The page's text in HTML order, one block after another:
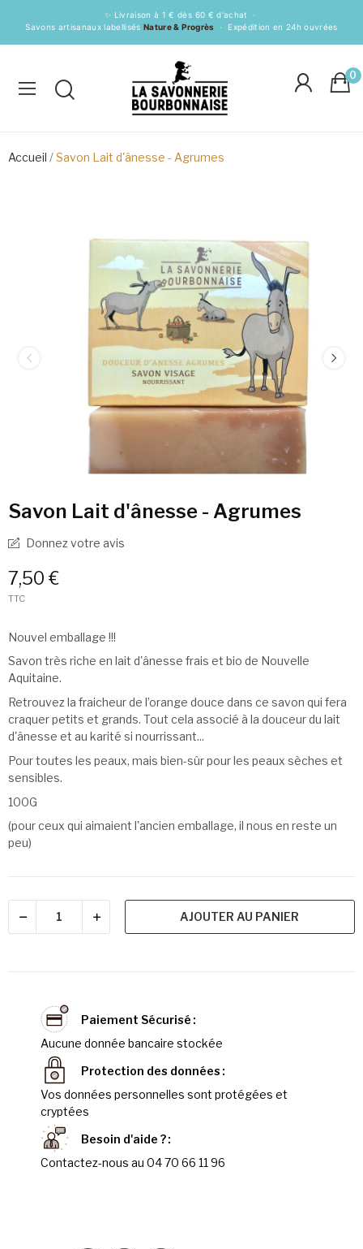
✨ Livraison à 1 € dès 60 € d'achat ·
Savons artisanaux labellisésNature & Progrès · Expédition en 24h ouvrées
0
Accueil Savon Lait d'ânesse - Agrumes
Savon Lait d'ânesse - Agrumes
Donnez votre avis
7,50 €
TTC
Nouvel emballage !!!
Savon très riche en lait d'ânesse frais et bio de Nouvelle
Aquitaine.
Retrouvez la fraicheur de l’orange douce dans ce savon qui fera
craquer petits et grands. Tout cela associé à la douceur du lait
d'ânesse et au karité si nourrissant...
Pour toutes les peaux, mais bien-sûr pour les peaux sèches et
sensibles.
100G
(pour ceux qui aimaient l'ancien emballage, il nous en reste un
peu)
AJOUTER AU PANIER
Paiement Sécurisé
Aucune donnée bancaire stockée
Protection des données
Vos données personnelles sont protégées et
cryptées
Besoin d'aide ?
Contactez-nous au 04 70 66 11 96